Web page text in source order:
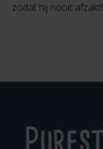
zodat hij nooit afzakt!